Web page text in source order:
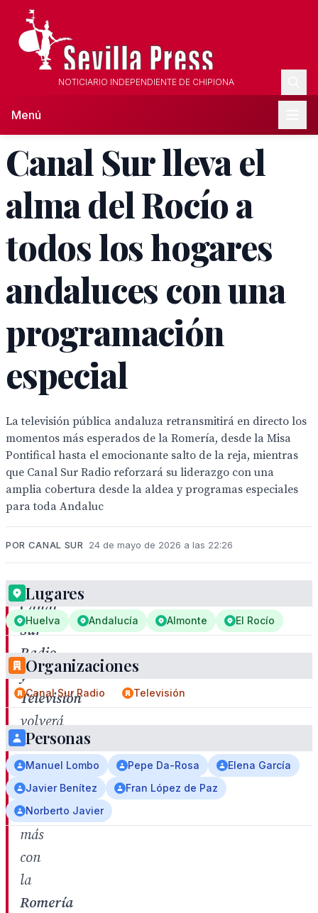
NOTICIARIO INDEPENDIENTE DE CHIPIONA
Menú
Canal Sur lleva el
alma del Rocío a
todos los hogares
andaluces con una
programación
especial
La televisión pública andaluza retransmitirá en directo los
momentos más esperados de la Romería, desde la Misa
Pontifical hasta el emocionante salto de la reja, mientras
que Canal Sur Radio reforzará su liderazgo con una
amplia cobertura desde la aldea y programas especiales
para toda Andaluc
POR CANAL SUR 24 de mayo de 2026 a las 22:26
Canal
Sur
Radio
y
Televisión
volverá
a
volcarse
un
año
más
con
la
Romería
Lugares
Huelva Andalucía Almonte El Rocío
Organizaciones
Canal Sur Radio Televisión
Personas
Manuel Lombo Pepe Da-Rosa
Elena García
Javier Benítez
Fran López de Paz
Norberto Javier